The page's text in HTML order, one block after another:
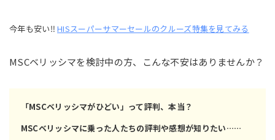
今年も安い‼HISスーパーサマーセールのクルーズ特集を見てみる
MSCベリッシマを検討中の方、こんな不安はありませんか？
「MSCベリッシマがひどい」って評判、本当？
MSCベリッシマに乗った人たちの評判や感想が知りたい……